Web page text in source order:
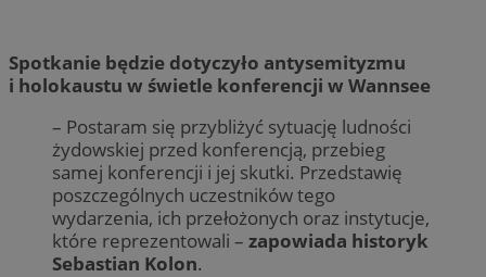
Spotkanie będzie dotyczyło antysemityzmu
i holokaustu w świetle konferencji w Wannsee
– Postaram się przybliżyć sytuację ludności
żydowskiej przed konferencją, przebieg
samej konferencji i jej skutki. Przedstawię
poszczególnych uczestników tego
wydarzenia, ich przełożonych oraz instytucje,
które reprezentowali – zapowiada historyk
Sebastian Kolon.